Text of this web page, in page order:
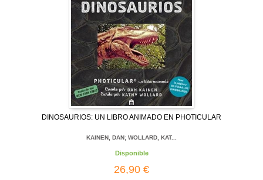
DINOSAURIOS: UN LIBRO ANIMADO EN PHOTICULAR
KAINEN, DAN; WOLLARD, KAT...
Disponible
26,90 €